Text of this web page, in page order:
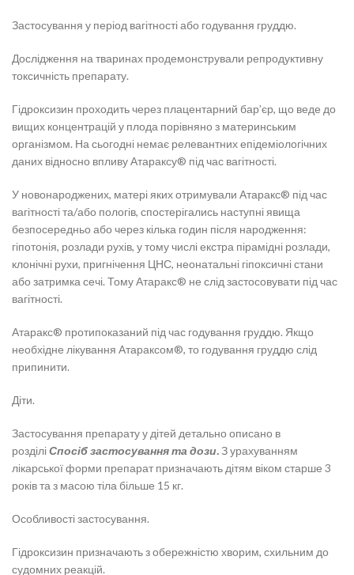
Застосування у період вагітності або годування груддю.
Дослідження на тваринах продемонстрували репродуктивну
токсичність препарату.
Гідроксизин проходить через плацентарний бар’єр, що веде до
вищих концентрацій у плода порівняно з материнським
організмом. На сьогодні немає релевантних епідеміологічних
даних відносно впливу Атараксу® під час вагітності.
У новонароджених, матері яких отримували Атаракс® під час
вагітності та/або пологів, спостерігались наступні явища
безпосередньо або через кілька годин після народження:
гіпотонія, розлади рухів, у тому числі екстра пірамідні розлади,
клонічні рухи, пригнічення ЦНС, неонатальні гіпоксичні стани
або затримка сечі. Тому Атаракс® не слід застосовувати під час
вагітності.
Атаракс® протипоказаний під час годування груддю. Якщо
необхідне лікування Атараксом®, то годування груддю слід
припинити.
Діти.
Застосування препарату у дітей детально описано в
розділіСпосіб застосування та дози.З урахуванням
лікарської форми препарат призначають дітям віком старше 3
років та з масою тіла більше 15 кг.
Особливості застосування.
Гідроксизин призначають з обережністю хворим, схильним до
судомних реакцій.